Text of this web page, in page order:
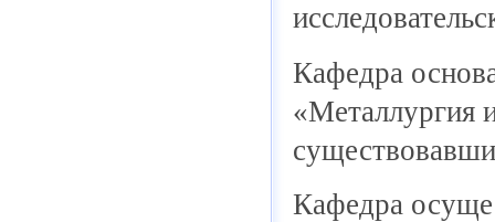
Кафедра
«Металлургия
Кафедра